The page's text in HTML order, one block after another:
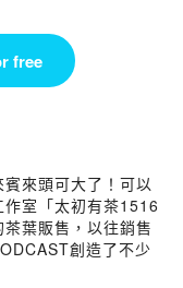
free
來頭可大了！可以
室「太初有茶1516
葉販售，以往銷售
創造了不少